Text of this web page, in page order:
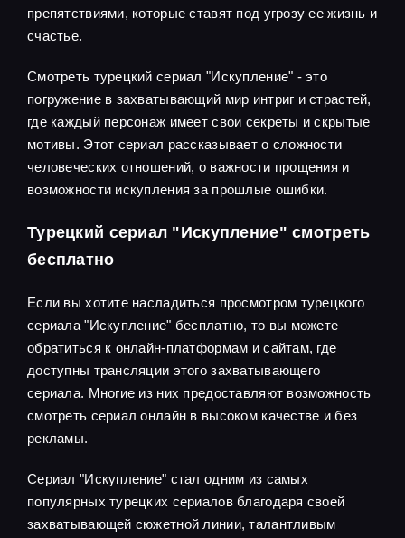
препятствиями, которые ставят под угрозу ее жизнь и
счастье.
Смотреть турецкий сериал "Искупление" - это
погружение в захватывающий мир интриг и страстей,
где каждый персонаж имеет свои секреты и скрытые
мотивы. Этот сериал рассказывает о сложности
человеческих отношений, о важности прощения и
возможности искупления за прошлые ошибки.
Турецкий сериал "Искупление" смотреть
бесплатно
Если вы хотите насладиться просмотром турецкого
сериала "Искупление" бесплатно, то вы можете
обратиться к онлайн-платформам и сайтам, где
доступны трансляции этого захватывающего
сериала. Многие из них предоставляют возможность
смотреть сериал онлайн в высоком качестве и без
рекламы.
Сериал "Искупление" стал одним из самых
популярных турецких сериалов благодаря своей
захватывающей сюжетной линии, талантливым